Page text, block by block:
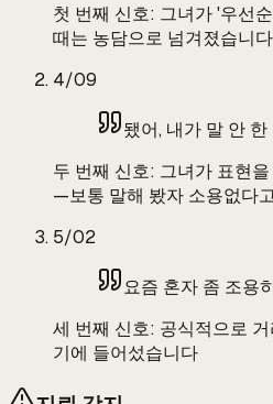
첫 번째 신호: 그녀가 '우선
때는 농담으로 넘겨졌습니다
4/09
됐어, 내가 말 안 한
두 번째 신호: 그녀가 표현
—보통 말해 봤자 소용없다
5/02
요즘 혼자 좀 조용
세 번째 신호: 공식적으로
기에 들어섰습니다